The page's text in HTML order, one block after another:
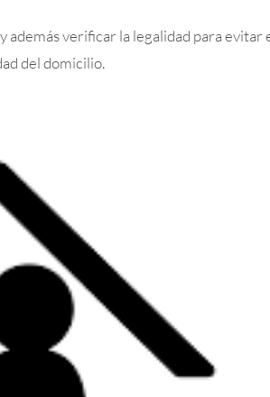
además verificar la legalidad para
del domicilio.